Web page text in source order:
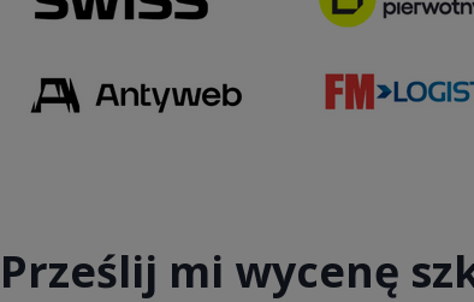
Prześlij mi wycenę